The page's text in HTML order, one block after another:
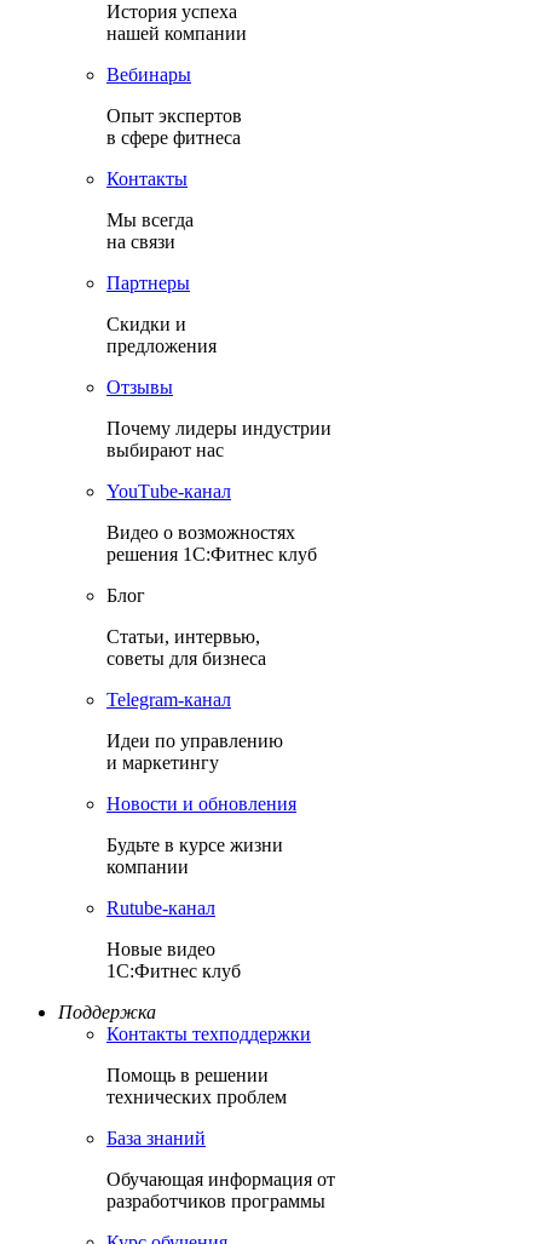
История успеха
нашей компании
Вебинары
Опыт экспертов
в сфере фитнеса
Контакты
Мы всегда
на связи
Партнеры
Скидки и
предложения
Отзывы
Почему лидеры индустрии
выбирают нас
YouТube-канал
Видео о возможностях
решения 1С:Фитнес клуб
Блог
Статьи, интервью,
советы для бизнеса
Теlegram-канал
Идеи по управлению
и маркетингу
Новости и обновления
Будьте в курсе жизни
компании
Rutube-канал
Новые видео
1С:Фитнес клуб
Поддержка
Контакты техподдержки
Помощь в решении
технических проблем
База знаний
Обучающая информация от
разработчиков программы